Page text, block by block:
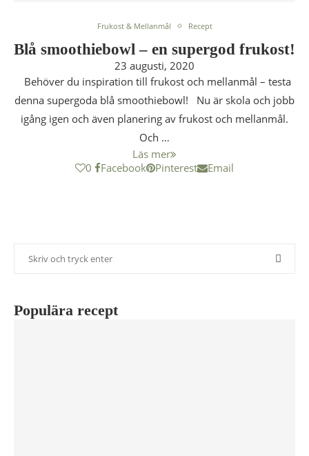
Frukost & Mellanmål Recept
Blå smoothiebowl – en supergod frukost!
23 augusti, 2020
Behöver du inspiration till frukost och mellanmål – testa
denna supergoda blå smoothiebowl! Nu är skola och jobb
igång igen och även planering av frukost och mellanmål.
Och …
Läs mer
0
Facebook Pinterest Email
Populära recept